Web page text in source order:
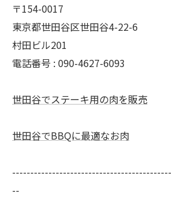
〒154-0017
東京都世田谷区世田谷4-22-6
村田ビル201
電話番号 : 090-4627-6093
世田谷でステーキ用の肉を販売
世田谷でBBQに最適なお肉
--